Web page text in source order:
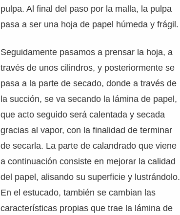
pulpa. Al final del paso por la malla, la pulpa
pasa a ser una hoja de papel húmeda y frágil.
Seguidamente pasamos a prensar la hoja, a
través de unos cilindros, y posteriormente se
pasa a la parte de secado, donde a través de
la succión, se va secando la lámina de papel,
que acto seguido será calentada y secada
gracias al vapor, con la finalidad de terminar
de secarla. La parte de calandrado que viene
a continuación consiste en mejorar la calidad
del papel, alisando su superficie y lustrándolo.
En el estucado, también se cambian las
características propias que trae la lámina de